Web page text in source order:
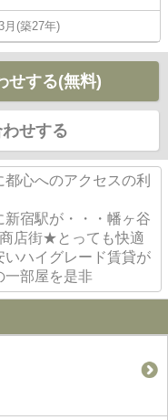
月(築27年)
せする(無料)
せする
心へのアクセスの利
宿駅が・・・幡ヶ谷
店街★とっても快適
ハイグレード賃貸が
部屋を是非